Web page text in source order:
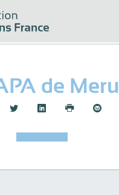
de Meru
: